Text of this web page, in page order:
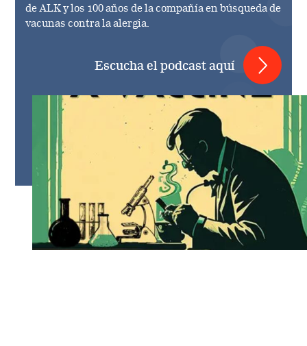
de ALK y los 100 años de la compañía en búsqueda de
vacunas contra la alergia.
Escucha el podcast aquí